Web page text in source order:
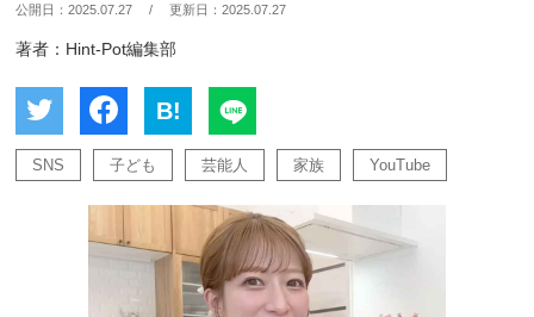
公開日：2025.07.27 / 更新日：2025.07.27
著者：Hint-Pot編集部
B!
SNS 子ども 芸能人 家族 YouTube